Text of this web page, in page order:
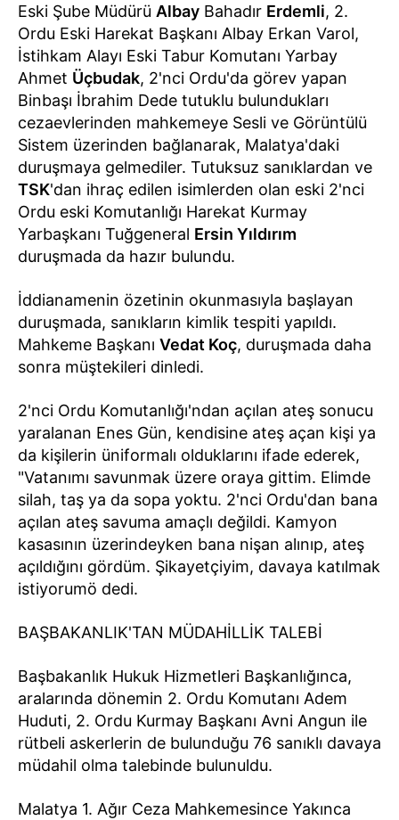
Eski Şube Müdürü Albay Bahadır Erdemli, 2.
Ordu Eski Harekat Başkanı Albay Erkan Varol,
İstihkam Alayı Eski Tabur Komutanı Yarbay
Ahmet Üçbudak, 2'nci Ordu'da görev yapan
Binbaşı İbrahim Dede tutuklu bulundukları
cezaevlerinden mahkemeye Sesli ve Görüntülü
Sistem üzerinden bağlanarak, Malatya'daki
duruşmaya gelmediler. Tutuksuz sanıklardan ve
TSK'dan ihraç edilen isimlerden olan eski 2'nci
Ordu eski Komutanlığı Harekat Kurmay
Yarbaşkanı Tuğgeneral Ersin Yıldırım
duruşmada da hazır bulundu.
İddianamenin özetinin okunmasıyla başlayan
duruşmada, sanıkların kimlik tespiti yapıldı.
Mahkeme Başkanı Vedat Koç, duruşmada daha
sonra müştekileri dinledi.
2'nci Ordu Komutanlığı'ndan açılan ateş sonucu
yaralanan Enes Gün, kendisine ateş açan kişi ya
da kişilerin üniformalı olduklarını ifade ederek,
"Vatanımı savunmak üzere oraya gittim. Elimde
silah, taş ya da sopa yoktu. 2'nci Ordu'dan bana
açılan ateş savuma amaçlı değildi. Kamyon
kasasının üzerindeyken bana nişan alınıp, ateş
açıldığını gördüm. Şikayetçiyim, davaya katılmak
istiyorumö dedi.
BAŞBAKANLIK'TAN MÜDAHİLLİK TALEBİ
Başbakanlık Hukuk Hizmetleri Başkanlığınca,
aralarında dönemin 2. Ordu Komutanı Adem
Huduti, 2. Ordu Kurmay Başkanı Avni Angun ile
rütbeli askerlerin de bulunduğu 76 sanıklı davaya
müdahil olma talebinde bulunuldu.
Malatya 1. Ağır Ceza Mahkemesince Yakınca